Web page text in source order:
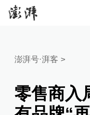
澎湃号·湃客 >
零售商入